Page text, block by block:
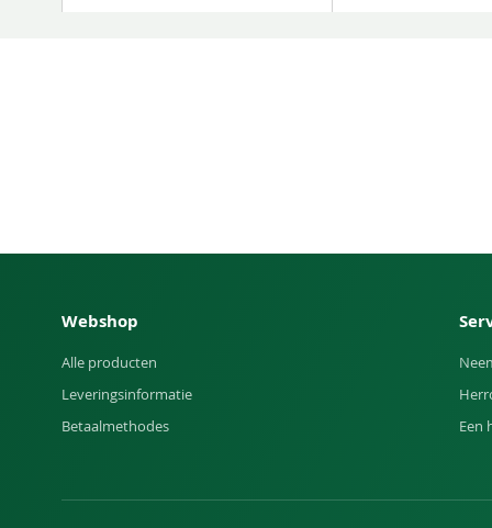
Webshop
Alle producten
Leveringsinformatie
Betaalmethodes
Een